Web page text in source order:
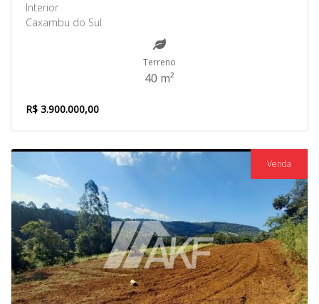
Interior
Caxambu do Sul
Terreno
40 m²
R$ 3.900.000,00
Venda